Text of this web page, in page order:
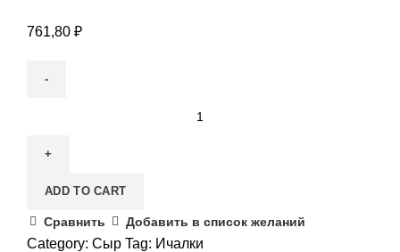
761,80 ₽
ADD TO CART
Сравнить Добавить в список желаний
Category: Сыр Tag: Ичалки